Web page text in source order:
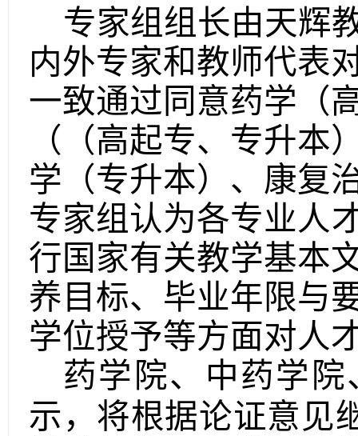
专家组组长由天辉
内外专家和教师代表
一致通过同意药学（
（（高起专、专升本
学（专升本）、康复
专家组认为各专业人
行国家有关教学基本
养目标、毕业年限与
学位授予等方面对人
药学院、中药学
示，将根据论证意见